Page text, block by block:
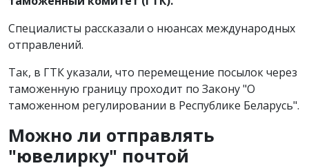
Специалисты рассказали о нюансах международных
отправлений.
Так, в ГТК указали, что перемещение посылок через
таможенную границу проходит по Закону "О
таможенном регулировании в Республике Беларусь".
Можно ли отправлять
"ювелирку" почтой